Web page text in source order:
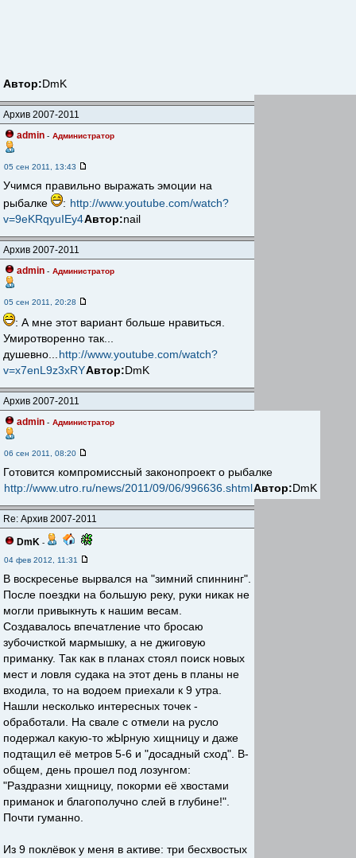
Автор:DmK
Архив 2007-2011
admin - Администратор
05 сен 2011, 13:43
Учимся правильно выражать эмоции на
рыбалке
: http://www.youtube.com/watch?
v=9eKRqyuIEy4Автор:nail
Архив 2007-2011
admin - Администратор
05 сен 2011, 20:28
: А мне этот вариант больше нравиться.
Умиротворенно так...
душевно...
http://www.youtube.com/watch?
v=x7enL9z3xRYАвтор:DmK
Архив 2007-2011
admin - Администратор
06 сен 2011, 08:20
Готовится компромиссный законопроект о рыбалке
http://www.utro.ru/news/2011/09/06/996636.shtmlАвтор:DmK
Re: Архив 2007-2011
DmK -
04 фев 2012, 11:31
В воскресенье вырвался на "зимний спиннинг".
После поездки на большую реку, руки никак не
могли привыкнуть к нашим весам.
Создавалось впечатление что бросаю
зубочисткой мармышку, а не джиговую
приманку. Так как в планах стоял поиск новых
мест и ловля судака на этот день в планы не
входила, то на водоем приехали к 9 утра.
Нашли несколько интересных точек -
обработали. На свале с отмели на русло
подержал какую-то жЫрную хищницу и даже
подтащил её метров 5-6 и "досадный сход". В-
общем, день прошел под лозунгом:
"Раздразни хищницу, покорми её хвостами
приманок и благополучно слей в глубине!".
Почти гуманно.
Из 9 поклёвок у меня в активе: три бесхвостых